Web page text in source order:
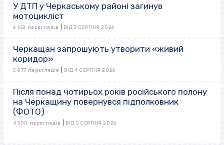
У ДТП у Черкаському районі загинув
мотоцикліст
6 158 переглядів ВІД 3 СЕРПНЯ 2026
Черкащан запрошують утворити «живий
коридор»
5 877 переглядів ВІД 4 СЕРПНЯ 2026
Після понад чотирьох років російського полону
на Черкащину повернувся підполковник
(ФОТО)
4 300 переглядів ВІД 5 СЕРПНЯ 2026